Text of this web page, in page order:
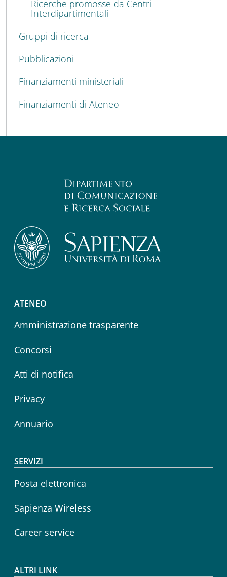
Ricerche promosse da Centri
Interdipartimentali
Gruppi di ricerca
Pubblicazioni
Finanziamenti ministeriali
Finanziamenti di Ateneo
Footer menu
ATENEO
Amministrazione trasparente
Concorsi
Atti di notifica
Privacy
Annuario
SERVIZI
Posta elettronica
Sapienza Wireless
Career service
ALTRI LINK